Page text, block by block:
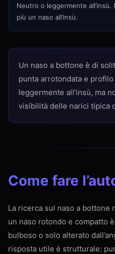
Neutro o leggermente
più un naso all’insù.
Un naso a bottone è di
punta arrotondata e
leggermente all’insù, ma
visibilità delle narici tipica
Come fare
La ricerca sul naso a bottone
un naso rotondo e compatto
bulboso o solo alterato
risposta utile è strutturale: